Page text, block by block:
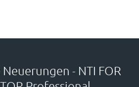
- NTI FOR